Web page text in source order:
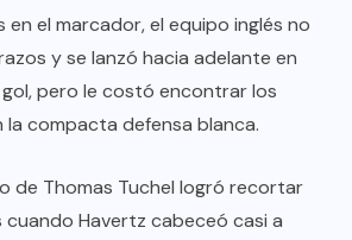
en el marcador, el equipo inglés no
y se lanzó hacia adelante en
pero le costó encontrar los
la compacta defensa blanca.
de Thomas Tuchel logró recortar
cuando Havertz cabeceó casi a